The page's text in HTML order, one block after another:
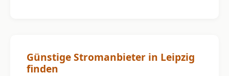
Günstige Stromanbieter in Leipzig
finden